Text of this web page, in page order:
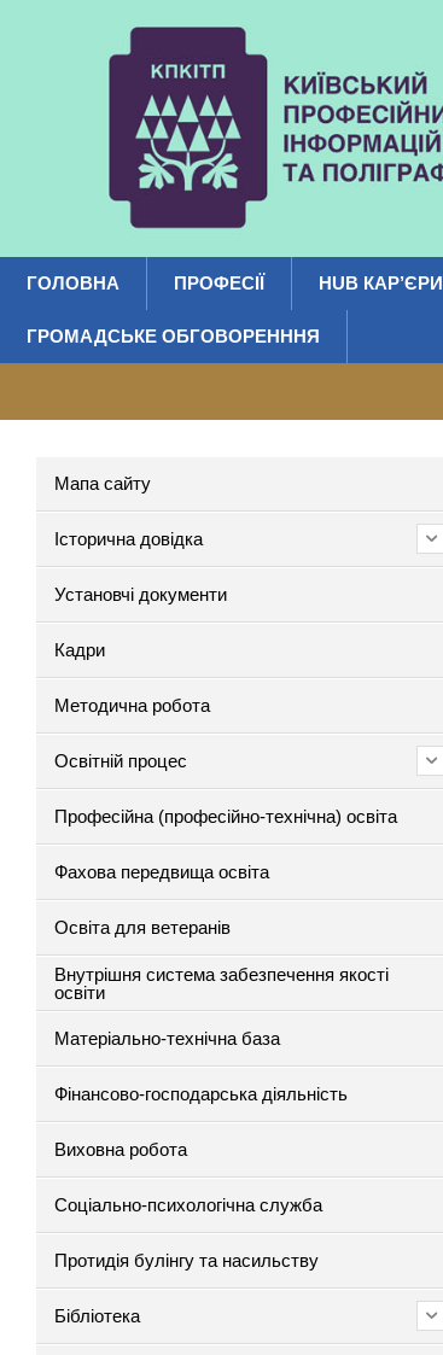
ГОЛОВНА ПРОФЕСІЇ HUB КАР’ЄРИ
ГРОМАДСЬКЕ ОБГОВОРЕНННЯ
Мапа сайту
Історична довідка
Установчі документи
Кадри
Методична робота
Освітній процес
Професійна (професійно-технічна) освіта
Фахова передвища освіта
Освіта для ветеранів
Внутрішня система забезпечення якості
освіти
Матеріально-технічна база
Фінансово-господарська діяльність
Виховна робота
Соціально-психологічна служба
Протидія булінгу та насильству
Бібліотека